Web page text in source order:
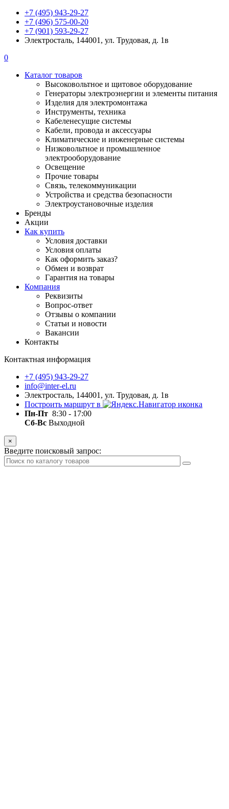
+7 (495) 943-29-27
+7 (496) 575-00-20
+7 (901) 593-29-27
Электросталь, 144001, ул. Трудовая, д. 1в
0
Каталог товаров
Высоковольтное и щитовое оборудование
Генераторы электроэнергии и элементы питания
Изделия для электромонтажа
Инструменты, техника
Кабеленесущие системы
Кабели, провода и аксессуары
Климатические и инженерные системы
Низковольтное и промышленное
электрооборудование
Освещение
Прочие товары
Связь, телекоммуникации
Устройства и средства безопасности
Электроустановочные изделия
Бренды
Акции
Как купить
Условия доставки
Условия оплаты
Как оформить заказ?
Обмен и возврат
Гарантия на товары
Компания
Реквизиты
Вопрос-ответ
Отзывы о компании
Статьи и новости
Вакансии
Контакты
Контактная информация
+7 (495) 943-29-27
info@inter-el.ru
Электросталь, 144001, ул. Трудовая, д. 1в
Построить маршрут в
Пн-Пт 8:30 - 17:00
Сб-Вс Выходной
×
Введите поисковый запрос: